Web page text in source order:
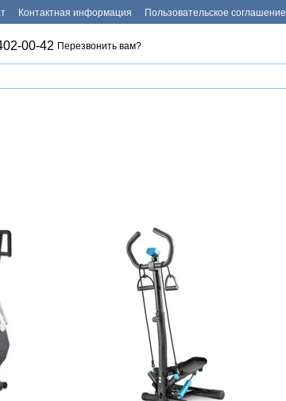
Контактная информация Пользовательское соглашение
00-42 Перезвонить вам?